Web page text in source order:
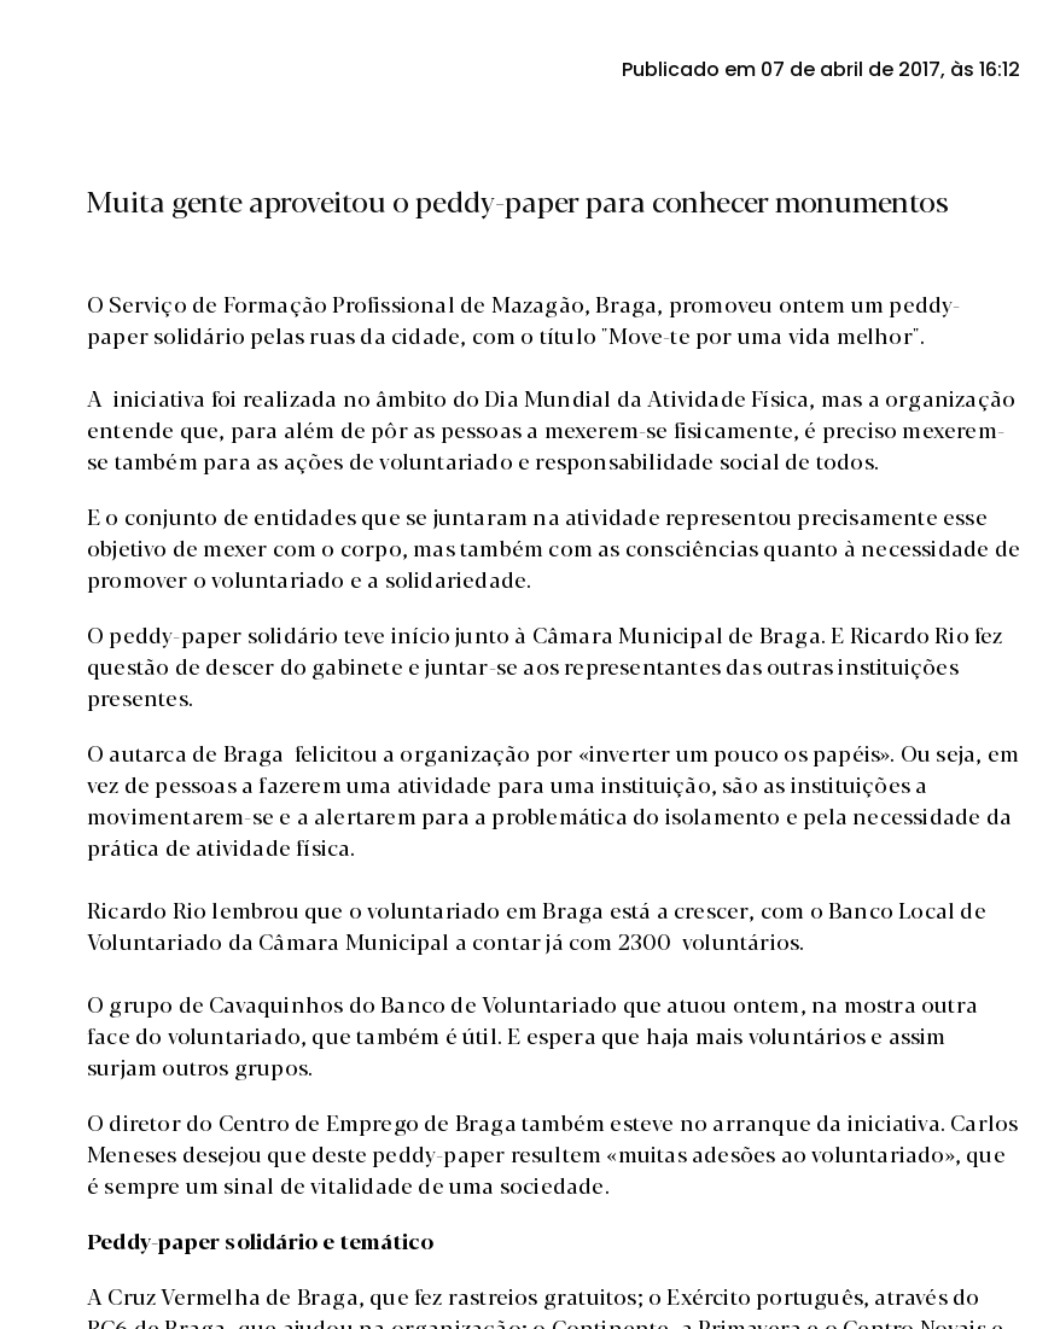
Publicado em 07 de abril de 2017, às 16:12
Muita gente aproveitou o peddy-paper para conhecer monumentos
O Serviço de Formação Profissional de Mazagão, Braga, promoveu ontem um peddy-
paper solidário pelas ruas da cidade, com o título "Move-te por uma vida melhor".
A iniciativa foi realizada no âmbito do Dia Mundial da Atividade Física, mas a organização
entende que, para além de pôr as pessoas a mexerem-se fisicamente, é preciso mexerem-
se também para as ações de voluntariado e responsabilidade social de todos.
E o conjunto de entidades que se juntaram na atividade representou precisamente esse
objetivo de mexer com o corpo, mas também com as consciências quanto à necessidade de
promover o voluntariado e a solidariedade.
O peddy-paper solidário teve início junto à Câmara Municipal de Braga. E Ricardo Rio fez
questão de descer do gabinete e juntar-se aos representantes das outras instituições
presentes.
O autarca de Braga felicitou a organização por «inverter um pouco os papéis». Ou seja, em
vez de pessoas a fazerem uma atividade para uma instituição, são as instituições a
movimentarem-se e a alertarem para a problemática do isolamento e pela necessidade da
prática de atividade física.
Ricardo Rio lembrou que o voluntariado em Braga está a crescer, com o Banco Local de
Voluntariado da Câmara Municipal a contar já com 2300 voluntários.
O grupo de Cavaquinhos do Banco de Voluntariado que atuou ontem, na mostra outra
face do voluntariado, que também é útil. E espera que haja mais voluntários e assim
surjam outros grupos.
O diretor do Centro de Emprego de Braga também esteve no arranque da iniciativa. Carlos
Meneses desejou que deste peddy-paper resultem «muitas adesões ao voluntariado», que
é sempre um sinal de vitalidade de uma sociedade.
Peddy-paper solidário e temático
A Cruz Vermelha de Braga, que fez rastreios gratuitos; o Exército português, através do